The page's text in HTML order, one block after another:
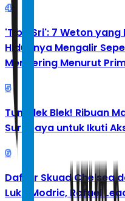
4
'Tibo Sri': 7 Weton yang
Hidupnya Mengalir
Mengering Menurut
5
Tumplek Blek! Ribuan
Surabaya untuk Ikuti
6
Daftar Skuad Chelsea
Luka Modric, Rafael